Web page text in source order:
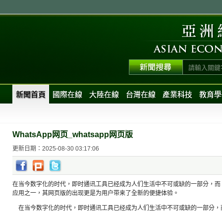
新聞首頁 國際在線 大陸在線 台灣在線 產業科技 教育
WhatsApp网页_whatsapp网页版
更新日期：2025-08-30 03:17:06
在当今数字化的时代，即时通讯工具已经成为人们生活中不可或缺的一部分，
应用之一，其网页版的出现更是为用户带来了全新的便捷体验。
在当今数字化的时代，即时通讯工具已经成为人们生活中不可或缺的一部分